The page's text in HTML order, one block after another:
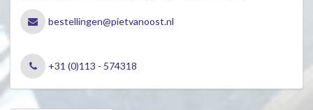
bestellingen@pietvanoost.nl
+31 (0)113 - 574318